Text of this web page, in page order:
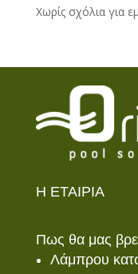
Χωρίς σχόλια για
Η ΕΤΑΙΡΙΑ
Πως θα μας
Λάμπρου